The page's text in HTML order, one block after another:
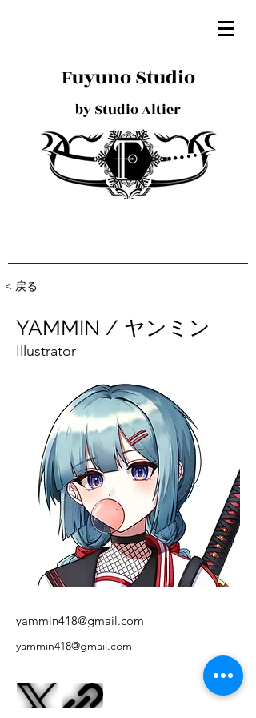
Fuyuno Studio
by Studio Altier
< 戻る
YAMMIN / ヤンミン
Illustrator
yammin418@gmail.com
yammin418@gmail.com